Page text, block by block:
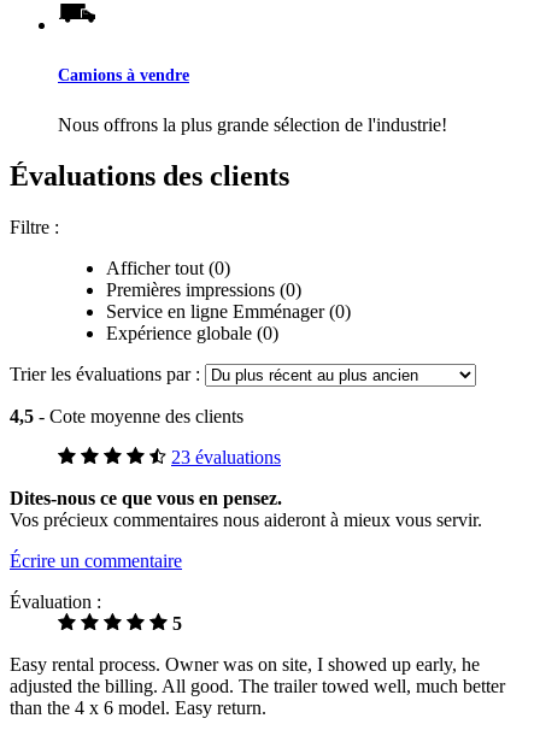
Camions à vendre
Nous offrons la plus grande sélection de l'industrie!
Évaluations des clients
Filtre :
Afficher tout (0)
Premières impressions (0)
Service en ligne Emménager (0)
Expérience globale (0)
Trier les évaluations par :
4,5 - Cote moyenne des clients
23 évaluations
Dites-nous ce que vous en pensez.
Vos précieux commentaires nous aideront à mieux vous servir.
Écrire un commentaire
Évaluation :
5
Easy rental process. Owner was on site, I showed up early, he
adjusted the billing. All good. The trailer towed well, much better
than the 4 x 6 model. Easy return.